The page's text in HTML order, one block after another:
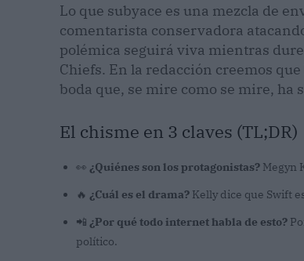
Lo que subyace es una mezcla de
comentarista conservadora
polémica seguirá viva mientras
Chiefs. En la redacción creemos
boda que, se mire como se mire, ha
El chisme en 3 claves (TL;DR)
👀 ¿Quiénes son los protagonistas? Megyn
🔥 ¿Cuál es el drama? Kelly dice que Swift
📲 ¿Por qué todo internet habla de esto?
político.